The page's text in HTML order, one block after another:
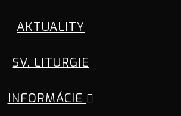
AKTUALITY
SV. LITURGIE
INFORMÁCIE